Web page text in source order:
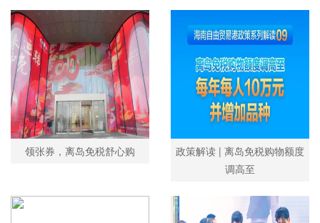
领张券，离岛免税舒心购
政策解读 | 离岛免税购物额度
调高至